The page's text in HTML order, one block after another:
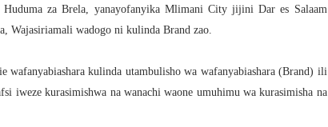
za Brela, yanayofanyika Mlimani City jijini Dar es Salaam
Wajasiriamali wadogo ni kulinda Brand zao.
wafanyabiashara kulinda utambulisho wa wafanyabiashara (Brand) ili
iweze kurasimishwa na wanachi waone umuhimu wa kurasimisha na